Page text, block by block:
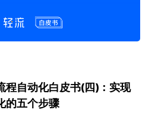
程自动化白皮书(四)：实现
的五个步骤